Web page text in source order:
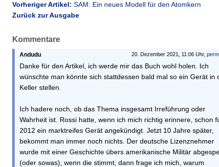
Vorheriger Artikel: SAM: Ein neues Modell für den Atomkern
Zurück zur Ausgabe
Kommentare
20. Dezember 2021, 11:06 Uhr,
Andudu
Danke für den Artikel, ich werde mir das Buch wohl holen. Ich
wünschte man könnte sich stattdessen bald mal so ein Gerät in
Keller stellen.
Ich hadere noch, ob das Thema insgesamt Irreführung oder
Wahrheit ist. Rossi hatte, wenn ich mich richtig erinnere, schon
2012 ein marktreifes Gerät angekündigt. Jetzt 10 Jahre später,
bekommt man immer noch nichts. Der deutsche Lizenznehmer
wurde mit einer Geschichte übers amerikanische Militär
(oder sowas), wenn die stimmt, dann frage ich mich, warum